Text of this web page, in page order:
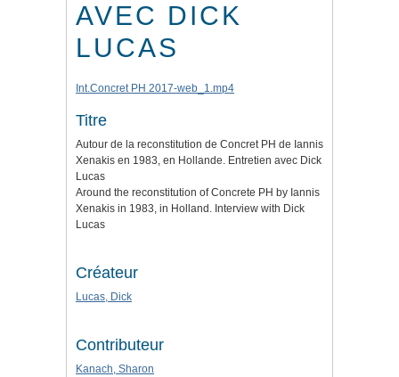
AVEC DICK
LUCAS
Int.Concret PH 2017-web_1.mp4
Titre
Autour de la reconstitution de Concret PH de Iannis
Xenakis en 1983, en Hollande. Entretien avec Dick
Lucas
Around the reconstitution of Concrete PH by Iannis
Xenakis in 1983, in Holland. Interview with Dick
Lucas
Créateur
Lucas, Dick
Contributeur
Kanach, Sharon